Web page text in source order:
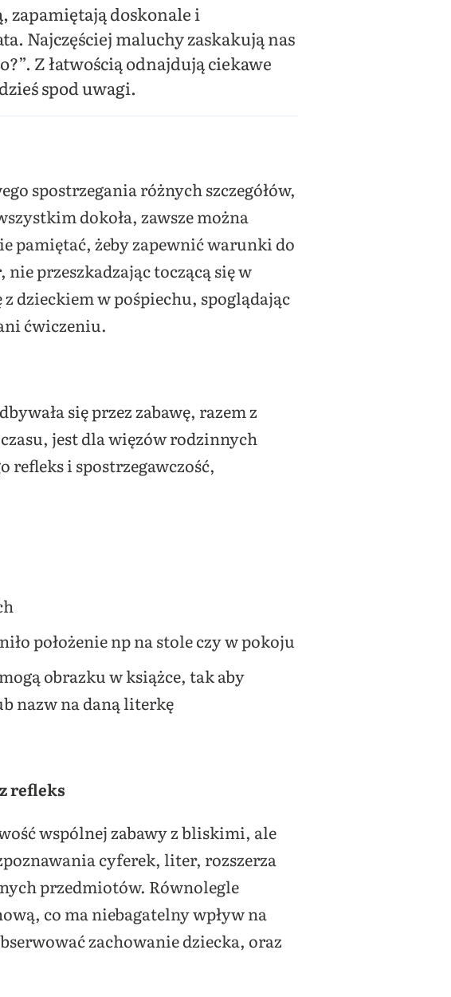
zapamiętają doskonale i
Najczęściej maluchy zaskakują nas
Z łatwością odnajdują ciekawe
spod uwagi.
spostrzegania różnych szczegółów,
dokoła, zawsze można
pamiętać, żeby zapewnić warunki do
przeszkadzając toczącą się w
dzieckiem w pośpiechu, spoglądając
ćwiczeniu.
się przez zabawę, razem z
jest dla więzów rodzinnych
refleks i spostrzegawczość,
położenie np na stole czy w pokoju
obrazku w książce, tak aby
nazw na daną literkę
refleks
wspólnej zabawy z bliskimi, ale
cyferek, liter, rozszerza
przedmiotów. Równolegle
co ma niebagatelny wpływ na
zachowanie dziecka, oraz